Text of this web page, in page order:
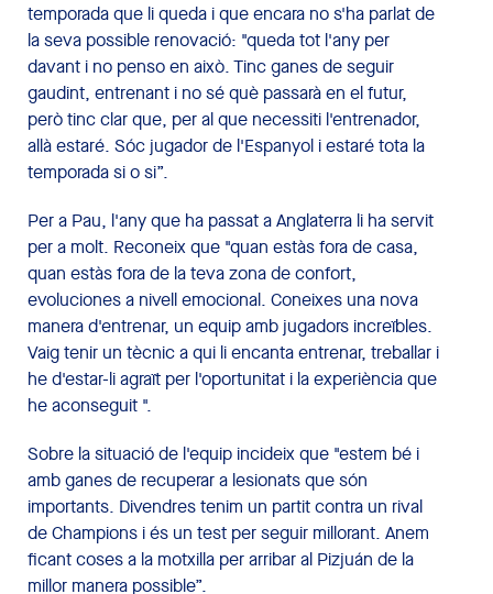
temporada que li queda i que encara no s'ha parlat de
la seva possible renovació: "queda tot l'any per
davant i no penso en això. Tinc ganes de seguir
gaudint, entrenant i no sé què passarà en el futur,
però tinc clar que, per al que necessiti l'entrenador,
allà estaré. Sóc jugador de l'Espanyol i estaré tota la
temporada si o si”.
Per a Pau, l'any que ha passat a Anglaterra li ha servit
per a molt. Reconeix que "quan estàs fora de casa,
quan estàs fora de la teva zona de confort,
evoluciones a nivell emocional. Coneixes una nova
manera d'entrenar, un equip amb jugadors increïbles.
Vaig tenir un tècnic a qui li encanta entrenar, treballar i
he d'estar-li agraït per l'oportunitat i la experiència que
he aconseguit ".
Sobre la situació de l'equip incideix que "estem bé i
amb ganes de recuperar a lesionats que són
importants. Divendres tenim un partit contra un rival
de Champions i és un test per seguir millorant. Anem
ficant coses a la motxilla per arribar al Pizjuán de la
millor manera possible”.